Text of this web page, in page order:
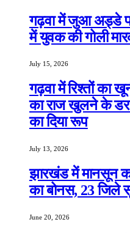
गढ़वा में जुआ अड्डे
में युवक की गोली
July 15, 2026
गढ़वा में रिश्तों का
का राज खुलने के डर
का दिया रूप
July 13, 2026
झारखंड में मानसून
का बोनस, 23 जिले
June 20, 2026